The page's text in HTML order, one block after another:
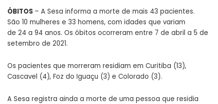
ÓBITOS – A Sesa informa a morte de mais 43 pacientes.
São 10 mulheres e 33 homens, com idades que variam
de 24 a 94 anos. Os óbitos ocorreram entre 7 de abril a 5 de
setembro de 2021.
Os pacientes que morreram residiam em Curitiba (13),
Cascavel (4), Foz do Iguaçu (3) e Colorado (3).
A Sesa registra ainda a morte de uma pessoa que residia